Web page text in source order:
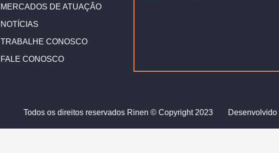
MERCADOS DE ATUAÇÃO
NOTÍCIAS
TRABALHE CONOSCO
FALE CONOSCO
Todos os direitos reservados Rinen © Copyright 2023 Desenvolvido